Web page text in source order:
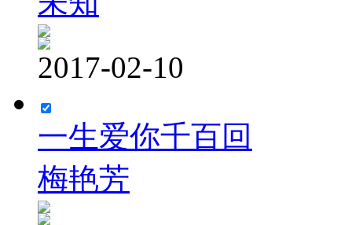
2017-02-10
一生爱你千百回
梅艳芳